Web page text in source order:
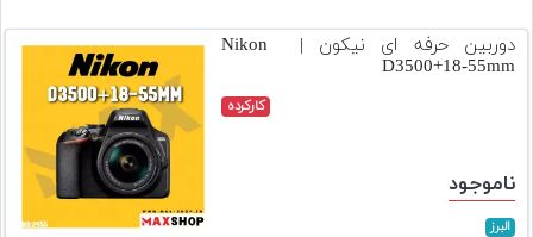
دوم
اجاره
دوربین
و
دوربین حرفه ای نیکون | Nikon
D3500+18-55mm
کارکرده
ناموجود
البرز